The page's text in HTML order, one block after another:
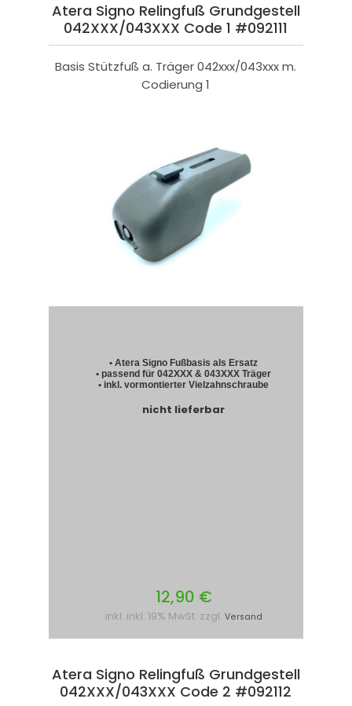
Atera Signo Relingfuß Grundgestell
042XXX/043XXX Code 1 #092111
Basis Stützfuß a. Träger 042xxx/043xxx m.
Codierung 1
• Atera Signo Fußbasis als Ersatz
• passend für 042XXX & 043XXX Träger
• inkl. vormontierter Vielzahnschraube
nicht lieferbar
12,90 €
inkl. inkl. 19% MwSt. zzgl. Versand
Atera Signo Relingfuß Grundgestell
042XXX/043XXX Code 2 #092112